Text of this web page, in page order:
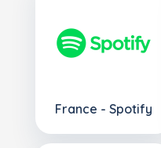
France - Spotify